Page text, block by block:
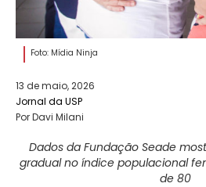
Foto: Mídia Ninja
13 de maio, 2026
Jornal da USP
Por Davi Milani
Dados da Fundação Seade
gradual no índice populacional
de 80